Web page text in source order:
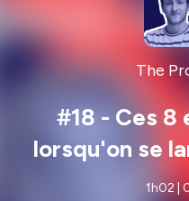
The
#18 - Ces 8
lorsqu'on se
Clément 1h02 |